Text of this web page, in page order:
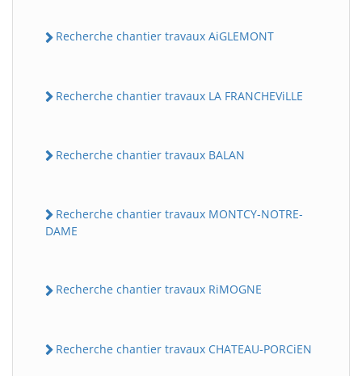
Recherche chantier travaux AiGLEMONT
Recherche chantier travaux LA FRANCHEViLLE
Recherche chantier travaux BALAN
Recherche chantier travaux MONTCY-NOTRE-
DAME
Recherche chantier travaux RiMOGNE
Recherche chantier travaux CHATEAU-PORCiEN